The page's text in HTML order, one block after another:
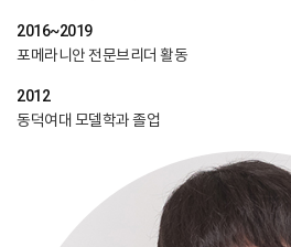
2016~2019
포메라니안 전문브리더 활동
2012
동덕여대 모델학과 졸업